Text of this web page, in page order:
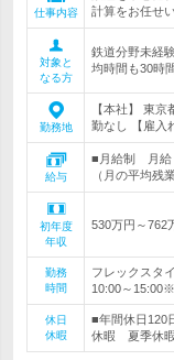
仕事内容
計算をお任せ
対象と
なる方
鉄道分野未経
均時間も30時
勤務地
【本社】 東
勤なし 【雇入
給与
■月給制 月給
（月の平均
初年度
年収
530万円～762
勤務
時間
フレックスタ
10:00～
休日
休暇
■年間休日
休暇 夏季休